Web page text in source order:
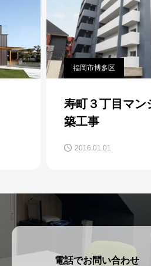
福岡市博多区
寿町３丁目マン
築工事
2016.01.01
電話でお問い合わせ